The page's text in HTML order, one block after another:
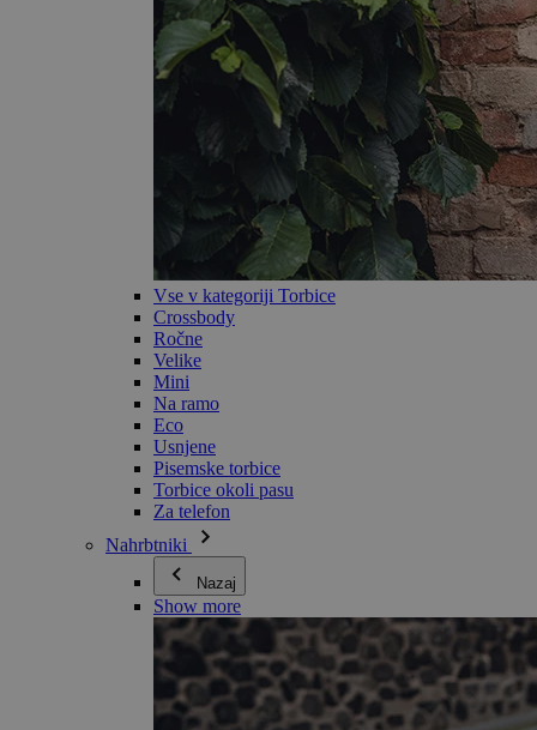
Vse v kategoriji Torbice
Crossbody
Ročne
Velike
Mini
Na ramo
Eco
Usnjene
Pisemske torbice
Torbice okoli pasu
Za telefon
Nahrbtniki
Nazaj
Show more